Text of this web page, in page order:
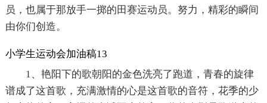
员，也属于那放手一掷的田赛运动员。努力，精彩的瞬间
由你们创造。
小学生运动会加油稿13
1、艳阳下的歌朝阳的金色洗亮了跑道，青春的旋律
谱成了这首歌，充满激情的心是这首歌的音符，花季的少